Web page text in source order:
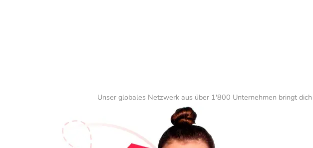
Unser globales Netzwerk aus über 1'800 Unternehmen bringt